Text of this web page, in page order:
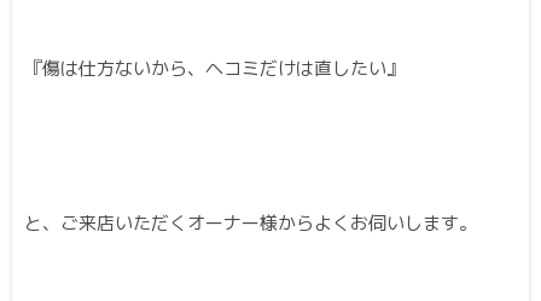
『傷は仕方ないから、ヘコミだけは直したい』
と、ご来店いただくオーナー様からよくお伺いします。